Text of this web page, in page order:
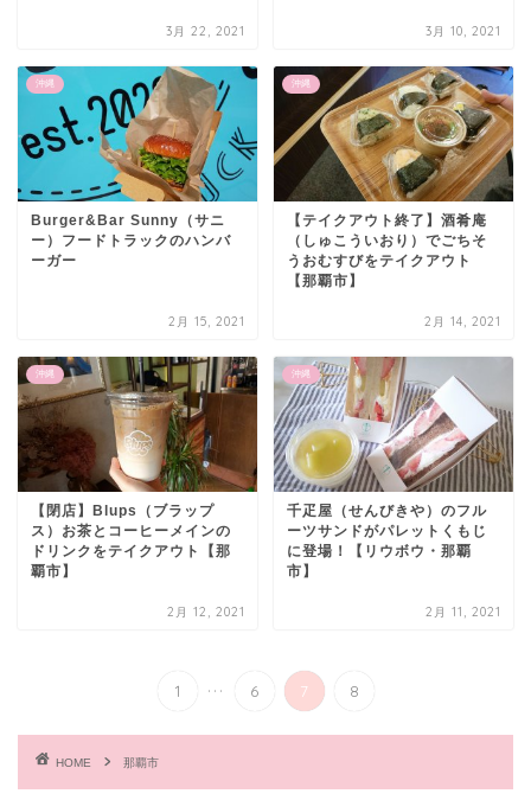
3月 22, 2021 3月 10, 2021
沖縄
Burger&Bar Sunny（サニ
ー）フードトラックのハンバ
ーガー
2月 15, 2021
沖縄
【テイクアウト終了】酒肴庵
（しゅこういおり）でごちそ
うおむすびをテイクアウト
【那覇市】
2月 14, 2021
沖縄
【閉店】Blups（ブラップ
ス）お茶とコーヒーメインの
ドリンクをテイクアウト【那
覇市】
2月 12, 2021
沖縄
千疋屋（せんびきや）のフル
ーツサンドがパレットくもじ
に登場！【リウボウ・那覇
市】
2月 11, 2021
1 ... 6 7 8
HOME 那覇市